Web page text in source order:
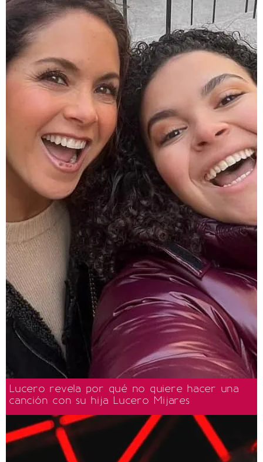
Lucero revela por qué no quiere hacer una
canción con su hija Lucero Mijares